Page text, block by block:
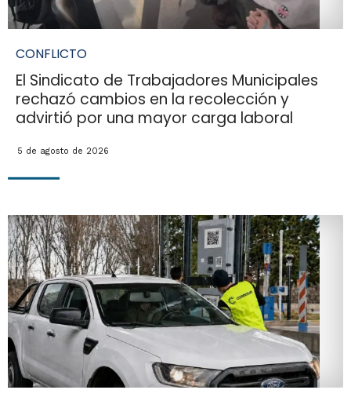
CONFLICTO
El Sindicato de Trabajadores Municipales
rechazó cambios en la recolección y
advirtió por una mayor carga laboral
5 de agosto de 2026